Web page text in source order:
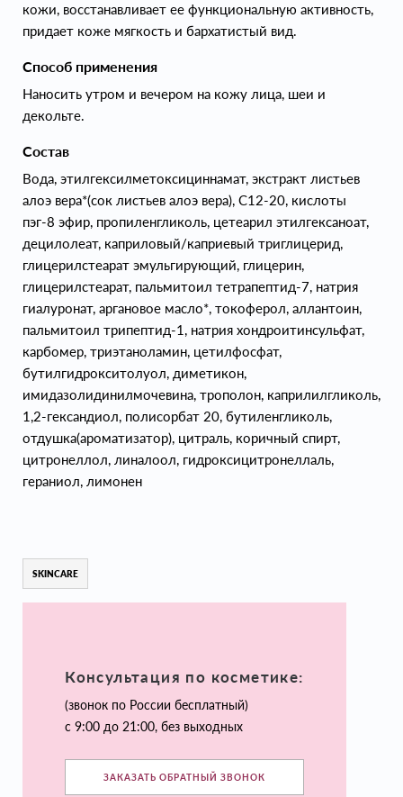
кожи, восстанавливает ее функциональную активность,
придает коже мягкость и бархатистый вид.
Способ применения
Наносить утром и вечером на кожу лица, шеи и
декольте.
Состав
Вода, этилгексилметоксициннамат, экстракт листьев
алоэ вера*(сок листьев алоэ вера), С12-20, кислоты
пэг-8 эфир, пропиленгликоль, цетеарил этилгексаноат,
децилолеат, каприловый/каприевый триглицерид,
глицерилстеарат эмульгирующий, глицерин,
глицерилстеарат, пальмитоил тетрапептид-7, натрия
гиалуронат, аргановое масло*, токоферол, аллантоин,
пальмитоил трипептид-1, натрия хондроитинсульфат,
карбомер, триэтаноламин, цетилфосфат,
бутилгидрокситолуол, диметикон,
имидазолидинилмочевина, трополон, каприлилгликоль,
1,2-гександиол, полисорбат 20, бутиленгликоль,
отдушка(ароматизатор), цитраль, коричный спирт,
цитронеллол, линалоол, гидроксицитронеллаль,
гераниол, лимонен
SKINCARE
Консультация по косметике:
(звонок по России бесплатный)
с 9:00 до 21:00, без выходных
ЗАКАЗАТЬ ОБРАТНЫЙ ЗВОНОК